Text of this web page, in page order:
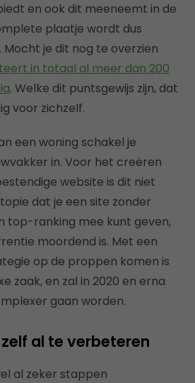
en ook dit meeneemt in de
plaatje wordt dus
je dit nog te overzien
in totaal al meer dan 200
. Welke dit puntsgewijs zijn, dat
voor zichzelf.
een woning schakel je
in. Voor het creëren
website is dit niet
dat je een site zonder
top-ranking mee kunt geven,
moordend is. Met een
op de proppen komen is
zaak, en zal in 2020 en erna
gaan worden.
al te verbeteren
al zeker stappen